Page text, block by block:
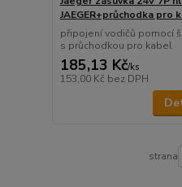
JAEGER+průchodka pro
připojení vodičů pomocí
s průchodkou pro kabel
185,13 Kč/ks
153,00 Kč bez DPH
strana